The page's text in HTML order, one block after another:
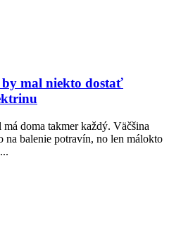
mal niekto dostať
doma takmer každý. Väčšina
balenie potravín, no len málokto